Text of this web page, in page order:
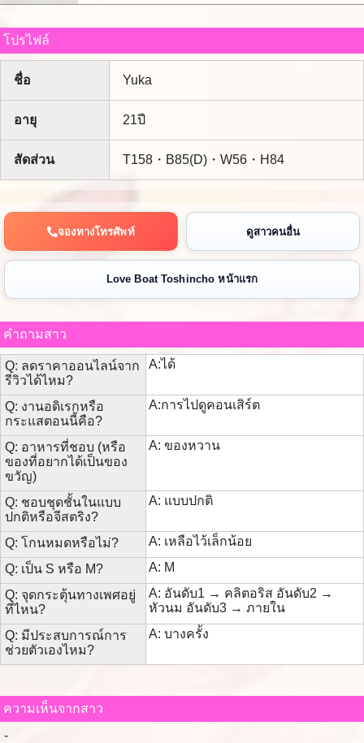
โปรไฟล์
ชื่อ Yuka
อายุ 21ปี
สัดส่วน T158・B85(D)・W56・H84
จองทางโทรศัพท์ ดูสาวคนอื่น
Love Boat Toshincho หน้าแรก
คำถามสาว
Q: ลดราคาออนไลน์จาก
รีวิวได้ไหม?
A:ได้
Q: งานอดิเรกหรือ
กระแสตอนนี้คือ?
A:การไปดูคอนเสิร์ต
Q: อาหารที่ชอบ (หรือ
ของที่อยากได้เป็นของ
ขวัญ)
A: ของหวาน
Q: ชอบชุดชั้นในแบบ
ปกติหรือจีสตริง?
A: แบบปกติ
Q: โกนหมดหรือไม่?
A: เหลือไว้เล็กน้อย
Q: เป็น S หรือ M?
A: M
Q: จุดกระตุ้นทางเพศอยู่
ที่ไหน?
A: อันดับ1 → คลิตอริส อันดับ2 →
หัวนม อันดับ3 → ภายใน
Q: มีประสบการณ์การ
ช่วยตัวเองไหม?
A: บางครั้ง
ความเห็นจากสาว
-